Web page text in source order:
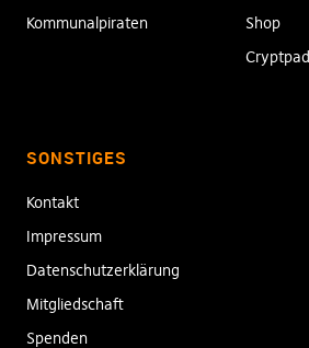
Kommunalpiraten
Shop
Cryptpad
SONSTIGES
Kontakt
Impressum
Datenschutzerklärung
Mitgliedschaft
Spenden